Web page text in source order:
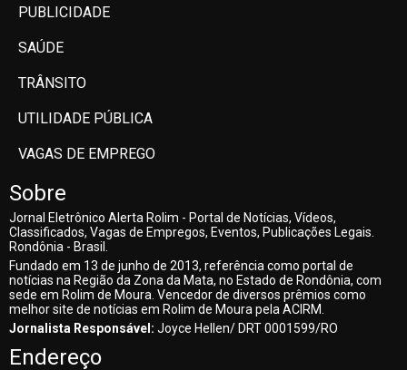
PUBLICIDADE
SAÚDE
TRÂNSITO
UTILIDADE PÚBLICA
VAGAS DE EMPREGO
Sobre
Jornal Eletrônico Alerta Rolim - Portal de Notícias, Vídeos,
Classificados, Vagas de Empregos, Eventos, Publicações Legais.
Rondônia - Brasil.
Fundado em 13 de junho de 2013, referência como portal de
notícias na Região da Zona da Mata, no Estado de Rondônia, com
sede em Rolim de Moura. Vencedor de diversos prêmios como
melhor site de notícias em Rolim de Moura pela ACIRM.
Jornalista Responsável: Joyce Hellen/ DRT 0001599/RO
Endereço